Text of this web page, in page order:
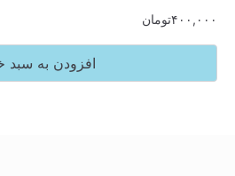
تومان
افزودن به سبد خرید